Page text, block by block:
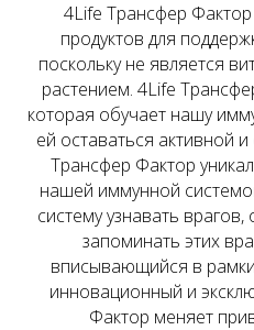
4Life Трансфер Фактор
продуктов для
поскольку не является
растением. 4Life
которая обучает нашу
ей оставаться активной
Трансфер Фактор
нашей иммунной
систему узнавать
запоминать этих
вписывающийся в
инновационный и
Фактор меняет